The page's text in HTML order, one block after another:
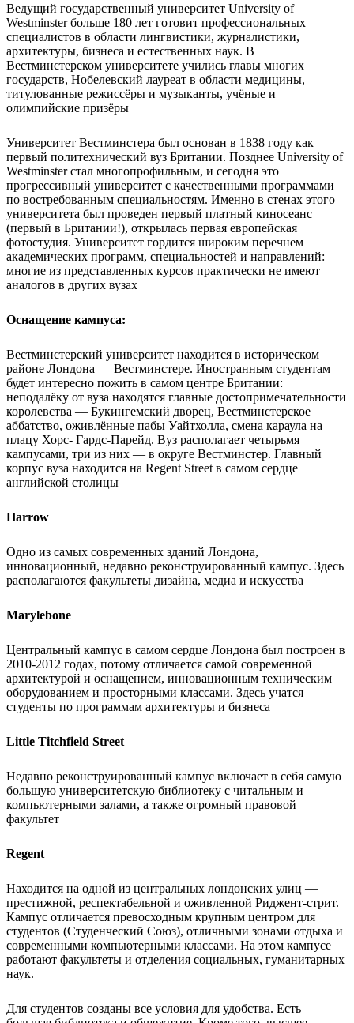
Ведущий государственный университет University of
Westminster больше 180 лет готовит профессиональных
специалистов в области лингвистики, журналистики,
архитектуры, бизнеса и естественных наук. В
Вестминстерском университете учились главы многих
государств, Нобелевский лауреат в области медицины,
титулованные режиссёры и музыканты, учёные и
олимпийские призёры
Университет Вестминстера был основан в 1838 году как
первый политехнический вуз Британии. Позднее University of
Westminster стал многопрофильным, и сегодня это
прогрессивный университет с качественными программами
по востребованным специальностям. Именно в стенах этого
университета был проведен первый платный киносеанс
(первый в Британии!), открылась первая европейская
фотостудия. Университет гордится широким перечнем
академических программ, специальностей и направлений:
многие из представленных курсов практически не имеют
аналогов в других вузах
Оснащение кампуса:
Вестминстерский университет находится в историческом
районе Лондона — Вестминстере. Иностранным студентам
будет интересно пожить в самом центре Британии:
неподалёку от вуза находятся главные достопримечательности
королевства — Букингемский дворец, Вестминстерское
аббатство, оживлённые пабы Уайтхолла, смена караула на
плацу Хорс- Гардс-Парейд. Вуз располагает четырьмя
кампусами, три из них — в округе Вестминстер. Главный
корпус вуза находится на Regent Street в самом сердце
английской столицы
Harrow
Одно из самых современных зданий Лондона,
инновационный, недавно реконструированный кампус. Здесь
располагаются факультеты дизайна, медиа и искусства
Marylebone
Центральный кампус в самом сердце Лондона был построен в
2010-2012 годах, потому отличается самой современной
архитектурой и оснащением, инновационным техническим
оборудованием и просторными классами. Здесь учатся
студенты по программам архитектуры и бизнеса
Little Titchfield Street
Недавно реконструированный кампус включает в себя самую
большую университетскую библиотеку с читальным и
компьютерными залами, а также огромный правовой
факультет
Regent
Находится на одной из центральных лондонских улиц —
престижной, респектабельной и оживленной Риджент-стрит.
Кампус отличается превосходным крупным центром для
студентов (Студенческий Союз), отличными зонами отдыха и
современными компьютерными классами. На этом кампусе
работают факультеты и отделения социальных, гуманитарных
наук.
Для студентов созданы все условия для удобства. Есть